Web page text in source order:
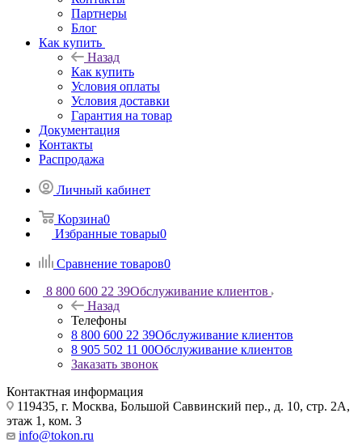
Партнеры
Блог
Как купить
Назад
Как купить
Условия оплаты
Условия доставки
Гарантия на товар
Документация
Контакты
Распродажа
Личный кабинет
Корзина0
Избранные товары0
Сравнение товаров0
8 800 600 22 39Обслуживание клиентов
Назад
Телефоны
8 800 600 22 39Обслуживание клиентов
8 905 502 11 00Обслуживание клиентов
Заказать звонок
Контактная информация
119435, г. Москва, Большой Саввинский пер., д. 10, стр. 2А,
этаж 1, ком. 3
info@tokon.ru